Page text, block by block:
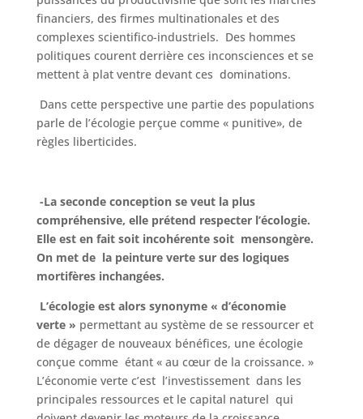
financiers, des firmes multinationales et des
complexes scientifico-industriels. Des hommes
politiques courent derrière ces inconsciences et se
mettent à plat ventre devant ces dominations.
Dans cette perspective une partie des populations
parle de l’écologie perçue comme « punitive», de
règles liberticides.
-La seconde conception se veut la plus
compréhensive, elle prétend respecter l’écologie.
Elle est en fait soit incohérente soit mensongère.
On met de la peinture verte sur des logiques
mortifères inchangées.
L’écologie est alors synonyme « d’économie
verte » permettant au système de se ressourcer et
de dégager de nouveaux bénéfices, une écologie
conçue comme étant « au cœur de la croissance. »
L’économie verte c’est l’investissement dans les
principales ressources et le capital naturel qui